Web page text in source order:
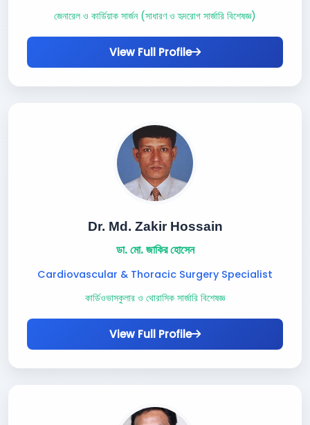
জেনারেল ও কার্ডিয়াক সার্জন (সাধারণ ও হৃদরোগ সার্জারি বিশেষজ্ঞ)
View Full Profile
Dr. Md. Zakir Hossain
ডা. মো. জাকির হোসেন
Cardiovascular & Thoracic Surgery Specialist
কার্ডিওভাসকুলার ও থোরাসিক সার্জারি বিশেষজ্ঞ
View Full Profile